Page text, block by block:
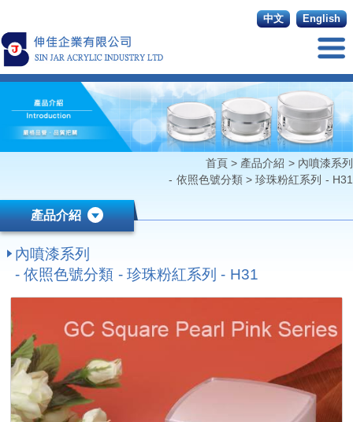
English
中文
首頁> 產品介紹 > 內噴漆系列
- 依照色號分類>珍珠粉紅系列 - H31
產品介紹
內噴漆系列
- 依照色號分類 - 珍珠粉紅系列 - H31